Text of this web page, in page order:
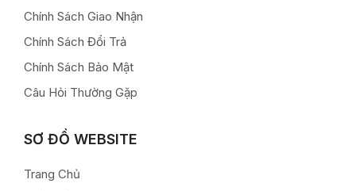
Chính Sách Giao Nhận
Chính Sách Đổi Trả
Chính Sách Bảo Mật
Câu Hỏi Thường Gặp
SƠ ĐỒ WEBSITE
Trang Chủ